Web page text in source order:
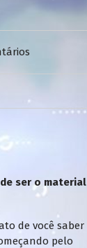
ser o material
de você saber
pelo